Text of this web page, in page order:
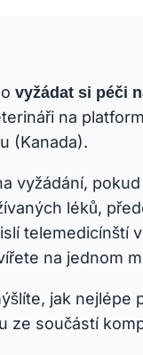
vyžádat si péči
na
(Kanada).
vyžádání,
léků,
telemedicínští
na jednom
jak nejlépe
ze součástí